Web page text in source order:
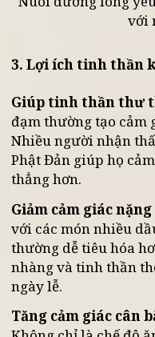
Nuôi dưỡng lòng
3. Lợi ích tinh thần
Giúp tinh thần
đạm thường tạo
Nhiều người nhận
Phật Đản giúp họ
thẳng hơn.